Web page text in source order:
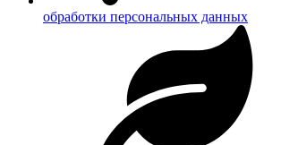
обработки персональных данных